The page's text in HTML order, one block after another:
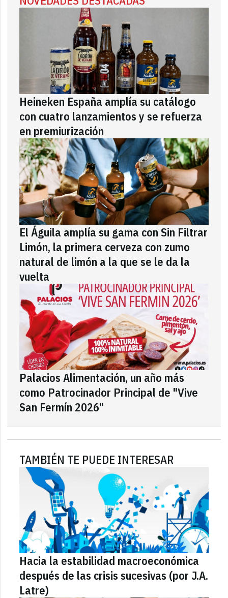
Heineken España amplía su catálogo
con cuatro lanzamientos y se refuerza
en premiurización
El Águila amplía su gama con Sin Filtrar
Limón, la primera cerveza con zumo
natural de limón a la que se le da la
vuelta
Palacios Alimentación, un año más
como Patrocinador Principal de "Vive
San Fermín 2026"
TAMBIÉN TE PUEDE INTERESAR
Hacia la estabilidad macroeconómica
después de las crisis sucesivas (por J.A.
Latre)